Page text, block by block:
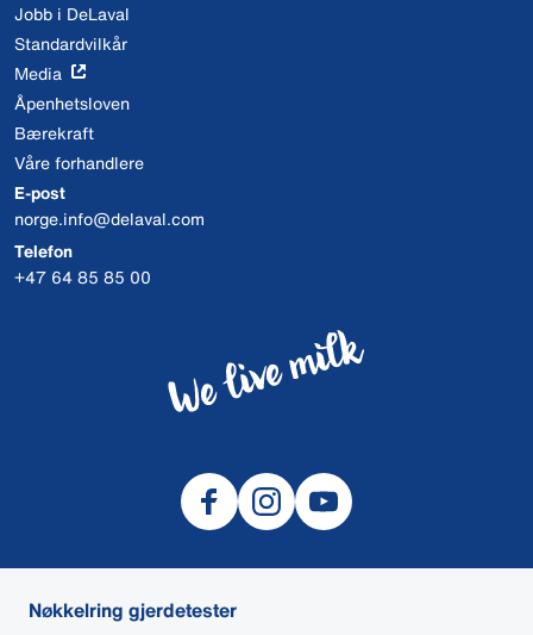
Nøkkelring gjerdetester
Jobb i DeLaval
Standardvilkår
Media
Åpenhetsloven
Bærekraft
Våre forhandlere
E-post
norge.info@delaval.com
Telefon
+47 64 85 85 00